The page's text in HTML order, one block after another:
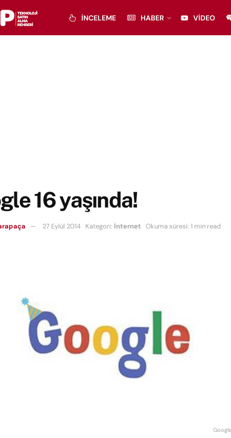
İNCELEME HABER VIDEO
16 yaşında!
27 Eylül 2014 Kategori: İnternet Okuma süresi: 1 min read